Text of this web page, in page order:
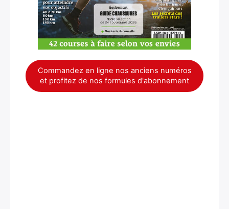
Commandez en ligne nos anciens numéros
et profitez de nos formules d'abonnement